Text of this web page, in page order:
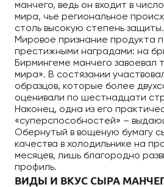
манчего, ведь он входит в
мира, чье региональное
столь высокую степень защиты.
Мировое признание продукта
престижными наградами: на
Бирмингеме манчего завоевал
мира». В состязании
образцов, которые более
оценивали по шестнадцати
Наконец, одна из его
«суперспособностей» –
Обернутый в вощеную бумагу
качества в холодильнике на
месяцев, лишь благородно
профиль.
ВИДЫ И ВКУС СЫРА